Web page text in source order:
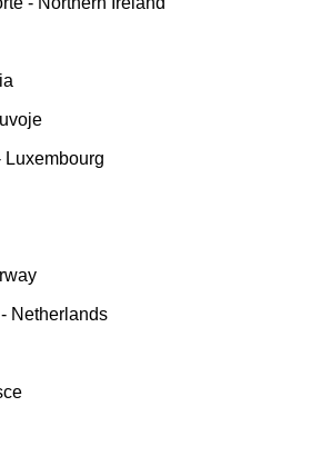
Luxembourg
Netherlands